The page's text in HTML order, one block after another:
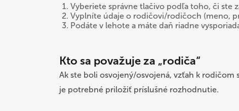
Vyberiete správne tlačivo podľa toho, či ste
Vyplníte údaje o rodičovi/rodičoch (meno,
Podáte v lehote a máte daň riadne
Kto sa považuje za „rodiča“
Ak ste boli osvojený/osvojená, vzťah k rodičom
je potrebné priložiť príslušné rozhodnutie.